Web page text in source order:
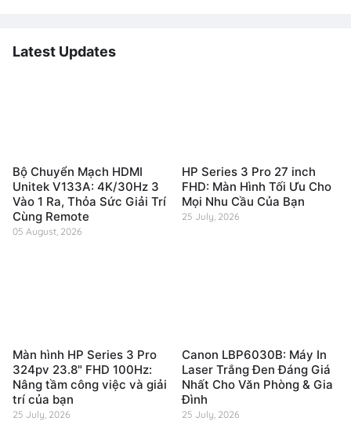
Latest Updates
Bộ Chuyển Mạch HDMI
Unitek V133A: 4K/30Hz 3
Vào 1 Ra, Thỏa Sức Giải Trí
Cùng Remote
05 August, 2026
HP Series 3 Pro 27 inch
FHD: Màn Hình Tối Ưu Cho
Mọi Nhu Cầu Của Bạn
25 July, 2026
Màn hình HP Series 3 Pro
324pv 23.8" FHD 100Hz:
Nâng tầm công việc và giải
trí của bạn
25 July, 2026
Canon LBP6030B: Máy In
Laser Trắng Đen Đáng Giá
Nhất Cho Văn Phòng & Gia
Đình
25 July, 2026